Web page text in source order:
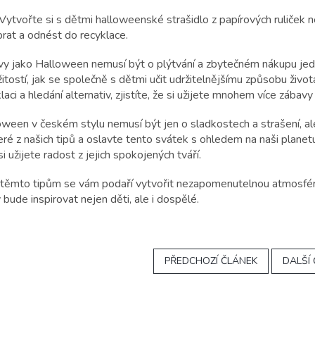
si s dětmi halloweenské strašidlo z papírových ruliček
a odnést do recyklace.
jako Halloween nemusí být o plýtvání a zbytečném nákupu
jak se společně s dětmi učit udržitelnějšímu způsobu
a hledání alternativ, zjistíte, že si užijete mnohem více
v českém stylu nemusí být jen o sladkostech a strašení,
z našich tipů a oslavte tento svátek s ohledem na naši
užijete radost z jejich spokojených tváří.
tipům se vám podaří vytvořit nezapomenutelnou
inspirovat nejen děti, ale i dospělé.
PŘEDCHOZÍ ČLÁNEK DALŠÍ